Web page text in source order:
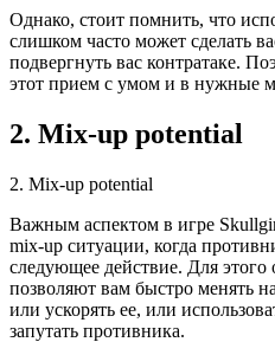
Однако, стоит помнить, что
слишком часто может сделать
подвергнуть вас контратаке.
этот прием с умом и в нужные
2. Mix-up potential
2. Mix-up potential
Важным аспектом в игре
mix-up ситуации, когда
следующее действие. Для этого
позволяют вам быстро менять
или ускорять ее, или
запутать противника.